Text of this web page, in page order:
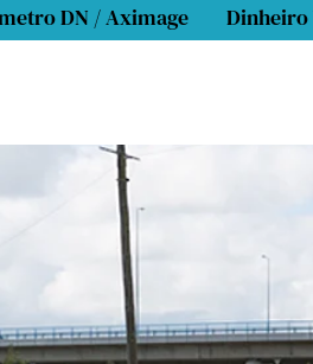
DN / Aximage Dinheiro